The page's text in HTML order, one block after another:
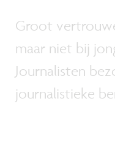
Groot
maar niet bij
Journalisten
journalistieke